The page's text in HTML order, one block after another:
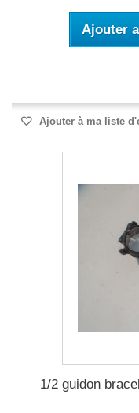
Ajouter
Ajouter à ma liste
1/2 guidon